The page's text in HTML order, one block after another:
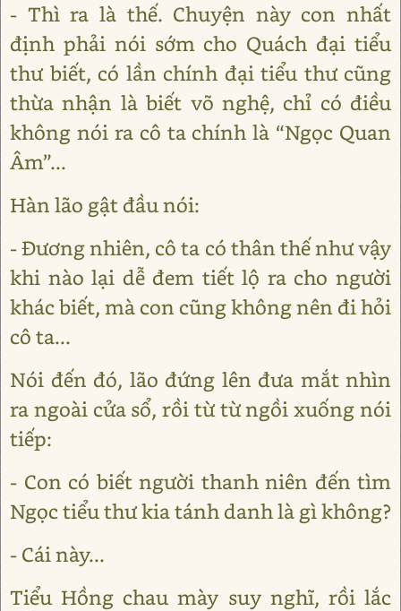
- Thì ra là thế. Chuyện này con nhất
định phải nói sớm cho Quách đại tiểu
thư biết, có lần chính đại tiểu thư cũng
thừa nhận là biết võ nghệ, chỉ có điều
không nói ra cô ta chính là “Ngọc Quan
Âm”...
Hàn lão gật đầu nói:
- Đương nhiên, cô ta có thân thế như vậy
khi nào lại dễ đem tiết lộ ra cho người
khác biết, mà con cũng không nên đi hỏi
cô ta...
Nói đến đó, lão đứng lên đưa mắt nhìn
ra ngoài cửa sổ, rồi từ từ ngồi xuống nói
tiếp:
- Con có biết người thanh niên đến tìm
Ngọc tiểu thư kia tánh danh là gì không?
- Cái này...
Tiểu Hồng chau mày suy nghĩ, rồi lắc